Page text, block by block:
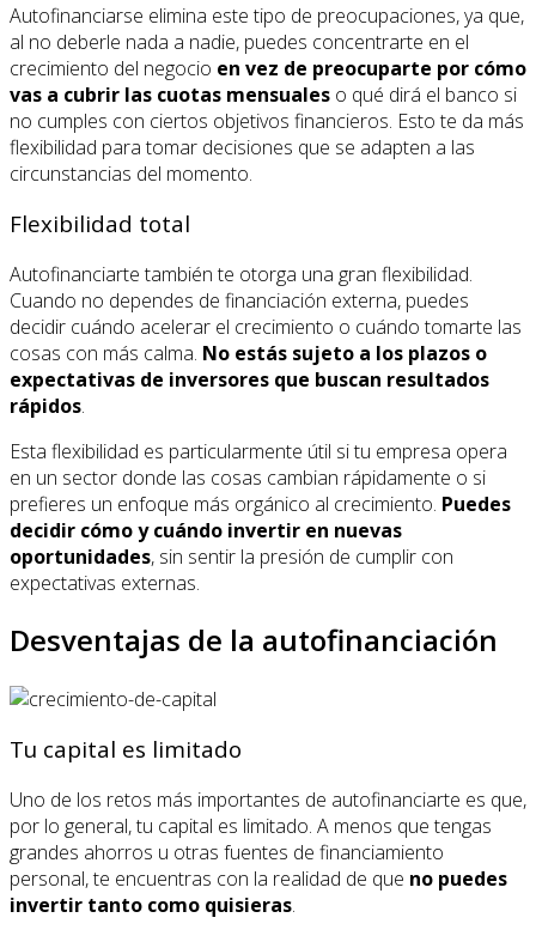
Autofinanciarse elimina este tipo de preocupaciones, ya que,
al no deberle nada a nadie, puedes concentrarte en el
crecimiento del negocio en vez de preocuparte por cómo
vas a cubrir las cuotas mensuales o qué dirá el banco si
no cumples con ciertos objetivos financieros. Esto te da más
flexibilidad para tomar decisiones que se adapten a las
circunstancias del momento.
Flexibilidad total
Autofinanciarte también te otorga una gran flexibilidad.
Cuando no dependes de financiación externa, puedes
decidir cuándo acelerar el crecimiento o cuándo tomarte las
cosas con más calma. No estás sujeto a los plazos o
expectativas de inversores que buscan resultados
rápidos.
Esta flexibilidad es particularmente útil si tu empresa opera
en un sector donde las cosas cambian rápidamente o si
prefieres un enfoque más orgánico al crecimiento. Puedes
decidir cómo y cuándo invertir en nuevas
oportunidades, sin sentir la presión de cumplir con
expectativas externas.
Desventajas de la autofinanciación
Tu capital es limitado
Uno de los retos más importantes de autofinanciarte es que,
por lo general, tu capital es limitado. A menos que tengas
grandes ahorros u otras fuentes de financiamiento
personal, te encuentras con la realidad de que no puedes
invertir tanto como quisieras.